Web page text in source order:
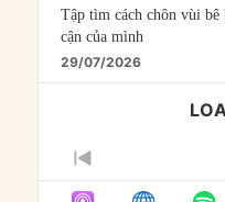
Tập tìm cách chôn vùi
cận của mình
29/07/2026
PREVIOUS
EPISODE